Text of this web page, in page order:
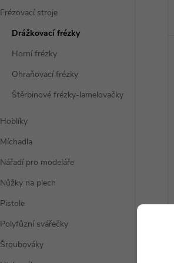
Frézovací stroje
Drážkovací frézky
Horní frézky
Ohraňovací frézky
Štěrbinové frézky-lamelovačky
Hoblíky
Míchadla
Nářadí pro modeláře
Nůžky na plech
Pistole
Polyfůzní svářečky
Šroubováky